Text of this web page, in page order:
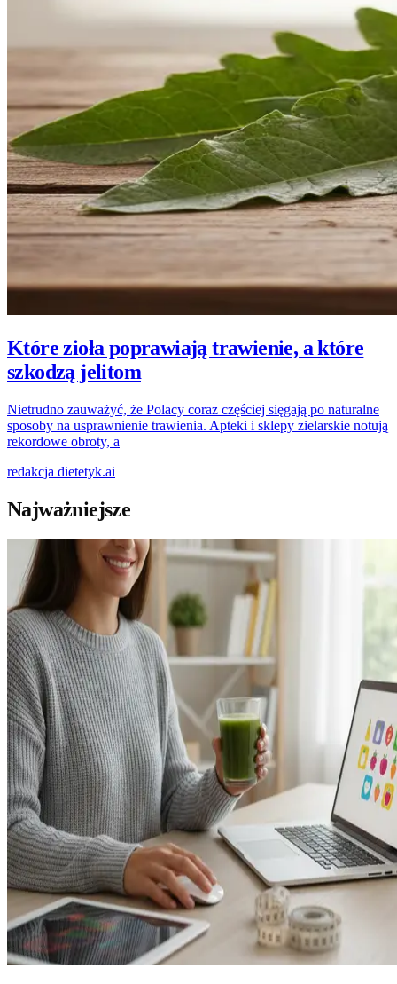
Które zioła poprawiają trawienie, a które
szkodzą jelitom
Nietrudno zauważyć, że Polacy coraz częściej sięgają po naturalne
sposoby na usprawnienie trawienia. Apteki i sklepy zielarskie notują
rekordowe obroty, a
redakcja dietetyk.ai
Najważniejsze